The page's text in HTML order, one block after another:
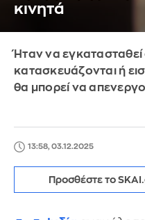
κινητά
Ήταν να
κατασκευάζονται ή
θα μπορεί να
13:58, 03.12.2025
Προσθέστε το